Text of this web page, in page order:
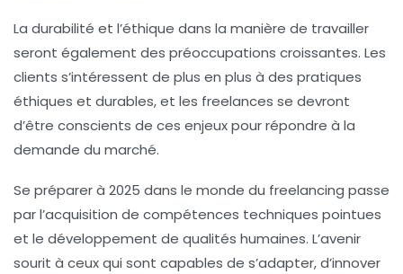
La durabilité et l’éthique dans la manière de travailler
seront également des préoccupations croissantes. Les
clients s’intéressent de plus en plus à des pratiques
éthiques et durables, et les freelances se devront
d’être conscients de ces enjeux pour répondre à la
demande du marché.
Se préparer à 2025 dans le monde du freelancing passe
par l’acquisition de compétences techniques pointues
et le développement de qualités humaines. L’avenir
sourit à ceux qui sont capables de s’adapter, d’innover